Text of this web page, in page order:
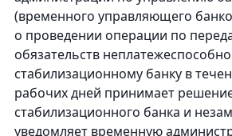
(временного управляющего
о проведении операции по
обязательств
стабилизационному банку в
рабочих дней принимает
стабилизационного банка и
уведомляет временную